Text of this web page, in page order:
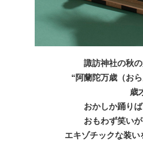
諏訪神社の秋
“阿蘭陀万歳（お
歳
おかしか踊り
おもわず笑い
エキゾチックな装い